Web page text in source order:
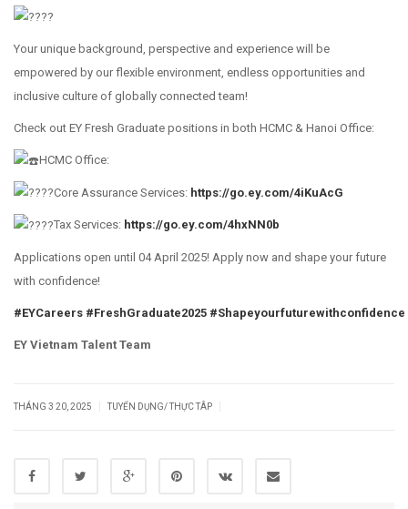
Your unique background, perspective and experience will be
empowered by our flexible environment, endless opportunities and
inclusive culture of globally connected team!
Check out EY Fresh Graduate positions in both HCMC & Hanoi Office:
HCMC Office:
Core Assurance Services: https://go.ey.com/4iKuAcG
Tax Services: https://go.ey.com/4hxNN0b
Applications open until 04 April 2025! Apply now and shape your future
with confidence!
#EYCareers #FreshGraduate2025 #Shapeyourfuturewithconfidence
EY Vietnam Talent Team
THÁNG 3 20, 2025 TUYỂN DỤNG/ THỰC TÂP